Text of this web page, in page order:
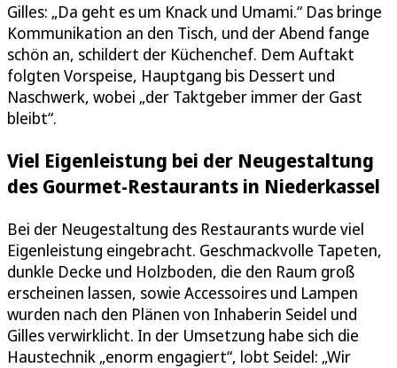
Gilles: „Da geht es um Knack und Umami.“ Das bringe
Kommunikation an den Tisch, und der Abend fange
schön an, schildert der Küchenchef. Dem Auftakt
folgten Vorspeise, Hauptgang bis Dessert und
Naschwerk, wobei „der Taktgeber immer der Gast
bleibt“.
Viel Eigenleistung bei der Neugestaltung
des Gourmet-Restaurants in Niederkassel
Bei der Neugestaltung des Restaurants wurde viel
Eigenleistung eingebracht. Geschmackvolle Tapeten,
dunkle Decke und Holzboden, die den Raum groß
erscheinen lassen, sowie Accessoires und Lampen
wurden nach den Plänen von Inhaberin Seidel und
Gilles verwirklicht. In der Umsetzung habe sich die
Haustechnik „enorm engagiert“, lobt Seidel: „Wir